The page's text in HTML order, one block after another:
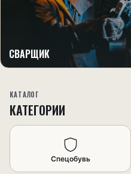
СВАРЩИК
КАТАЛОГ
КАТЕГОРИИ
Спецобувь